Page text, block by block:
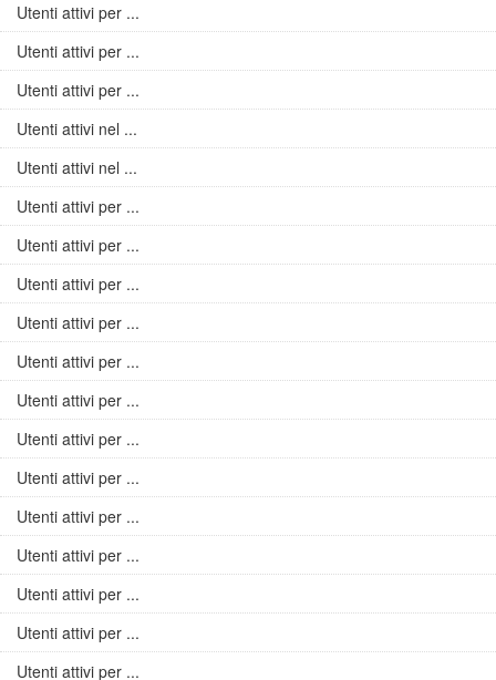
Utenti attivi per ...
Utenti attivi per ...
Utenti attivi per ...
Utenti attivi nel ...
Utenti attivi nel ...
Utenti attivi per ...
Utenti attivi per ...
Utenti attivi per ...
Utenti attivi per ...
Utenti attivi per ...
Utenti attivi per ...
Utenti attivi per ...
Utenti attivi per ...
Utenti attivi per ...
Utenti attivi per ...
Utenti attivi per ...
Utenti attivi per ...
Utenti attivi per ...